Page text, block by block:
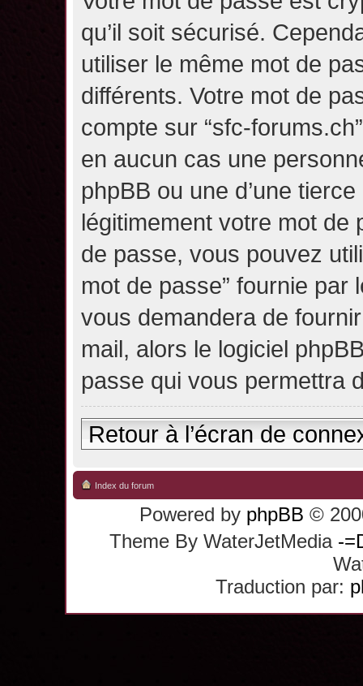
qu’il soit sécurisé.
utiliser le même mot de
différents. Votre mot de
compte sur “sfc-
en aucun cas une
phpBB ou une d’une
légitimement votre mot de
de passe, vous pouvez
mot de passe” fournie par
vous demandera de
mail, alors le logiciel
passe qui vous permettra
Retour à l’écran de
Index du forum
Powered by phpBB ©
Theme By WaterJetMedia -
Traduction par: